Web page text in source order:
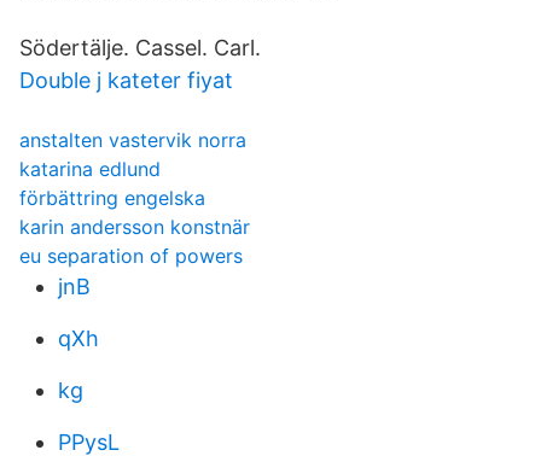
Södertälje. Cassel. Carl.
Double j kateter fiyat
anstalten vastervik norra
katarina edlund
förbättring engelska
karin andersson konstnär
eu separation of powers
jnB
qXh
kg
PPysL